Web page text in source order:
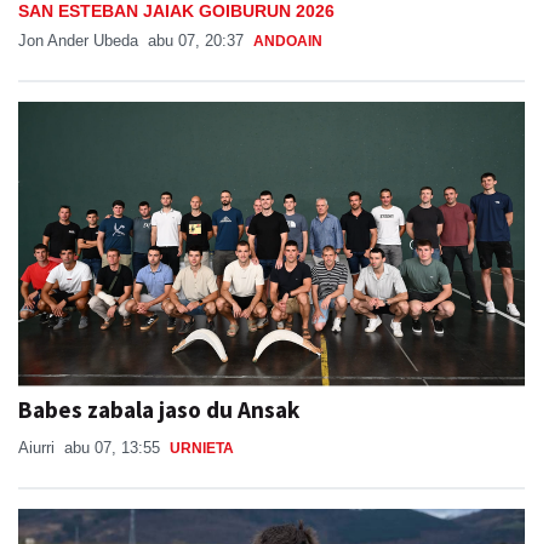
SAN ESTEBAN JAIAK GOIBURUN 2026
Jon Ander Ubeda abu 07, 20:37 ANDOAIN
Babes zabala jaso du Ansak
Aiurri abu 07, 13:55 URNIETA